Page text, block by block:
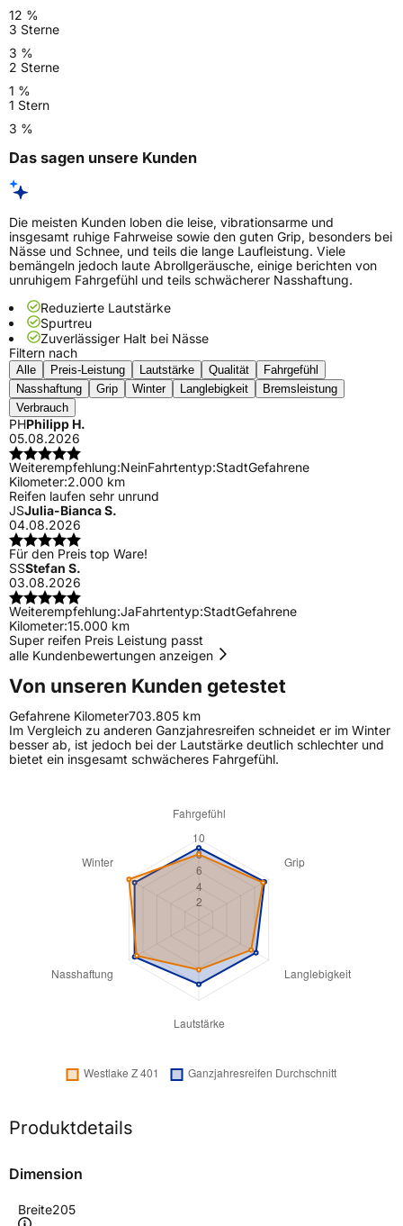
12 %
3 Sterne
3 %
2 Sterne
1 %
1 Stern
3 %
Das sagen unsere Kunden
Die meisten Kunden loben die leise, vibrationsarme und
insgesamt ruhige Fahrweise sowie den guten Grip, besonders bei
Nässe und Schnee, und teils die lange Laufleistung. Viele
bemängeln jedoch laute Abrollgeräusche, einige berichten von
unruhigem Fahrgefühl und teils schwächerer Nasshaftung.
Reduzierte Lautstärke
Spurtreu
Zuverlässiger Halt bei Nässe
Filtern nach
Alle Preis-Leistung Lautstärke Qualität
Fahrgefühl
Nasshaftung
Grip Winter Langlebigkeit
Bremsleistung
Verbrauch
PHPhilipp H.
05.08.2026
Weiterempfehlung:NeinFahrtentyp:StadtGefahrene
Kilometer:2.000 km
Reifen laufen sehr unrund
JSJulia-Bianca S.
04.08.2026
Für den Preis top Ware!
SSStefan S.
03.08.2026
Weiterempfehlung:JaFahrtentyp:StadtGefahrene
Kilometer:15.000 km
Super reifen Preis Leistung passt
alle Kundenbewertungen anzeigen
Von unseren Kunden getestet
Gefahrene Kilometer703.805 km
Im Vergleich zu anderen Ganzjahresreifen schneidet er im Winter
besser ab, ist jedoch bei der Lautstärke deutlich schlechter und
bietet ein insgesamt schwächeres Fahrgefühl.
Produktdetails
Dimension
Breite205